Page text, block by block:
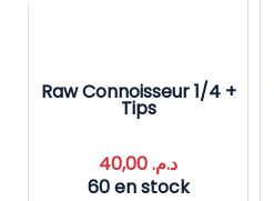
Raw Connoisseur 1/4 +
Tips
د.م.
60 en stock